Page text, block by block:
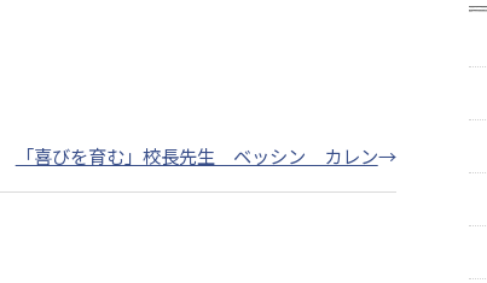
「喜びを育む」校長先生 ベッシン カレン→